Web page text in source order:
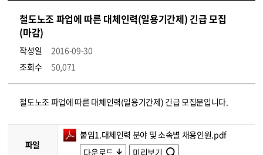
철도노조 파업에 따른 대체인력(일용기간제) 긴급 모집
(마감)
작성일
2016-09-30
조회수
50,071
코레일소개_경영공시_채용공고 상세보기 – 내용, 파일, 담당자 연락처로 구성
철도노조 파업에 따른 대체인력(일용기간제) 긴급 모집문입니다.
파일
붙임1.대체인력 분야 및 소속별 채용인원.pdf
다운로드
미리보기